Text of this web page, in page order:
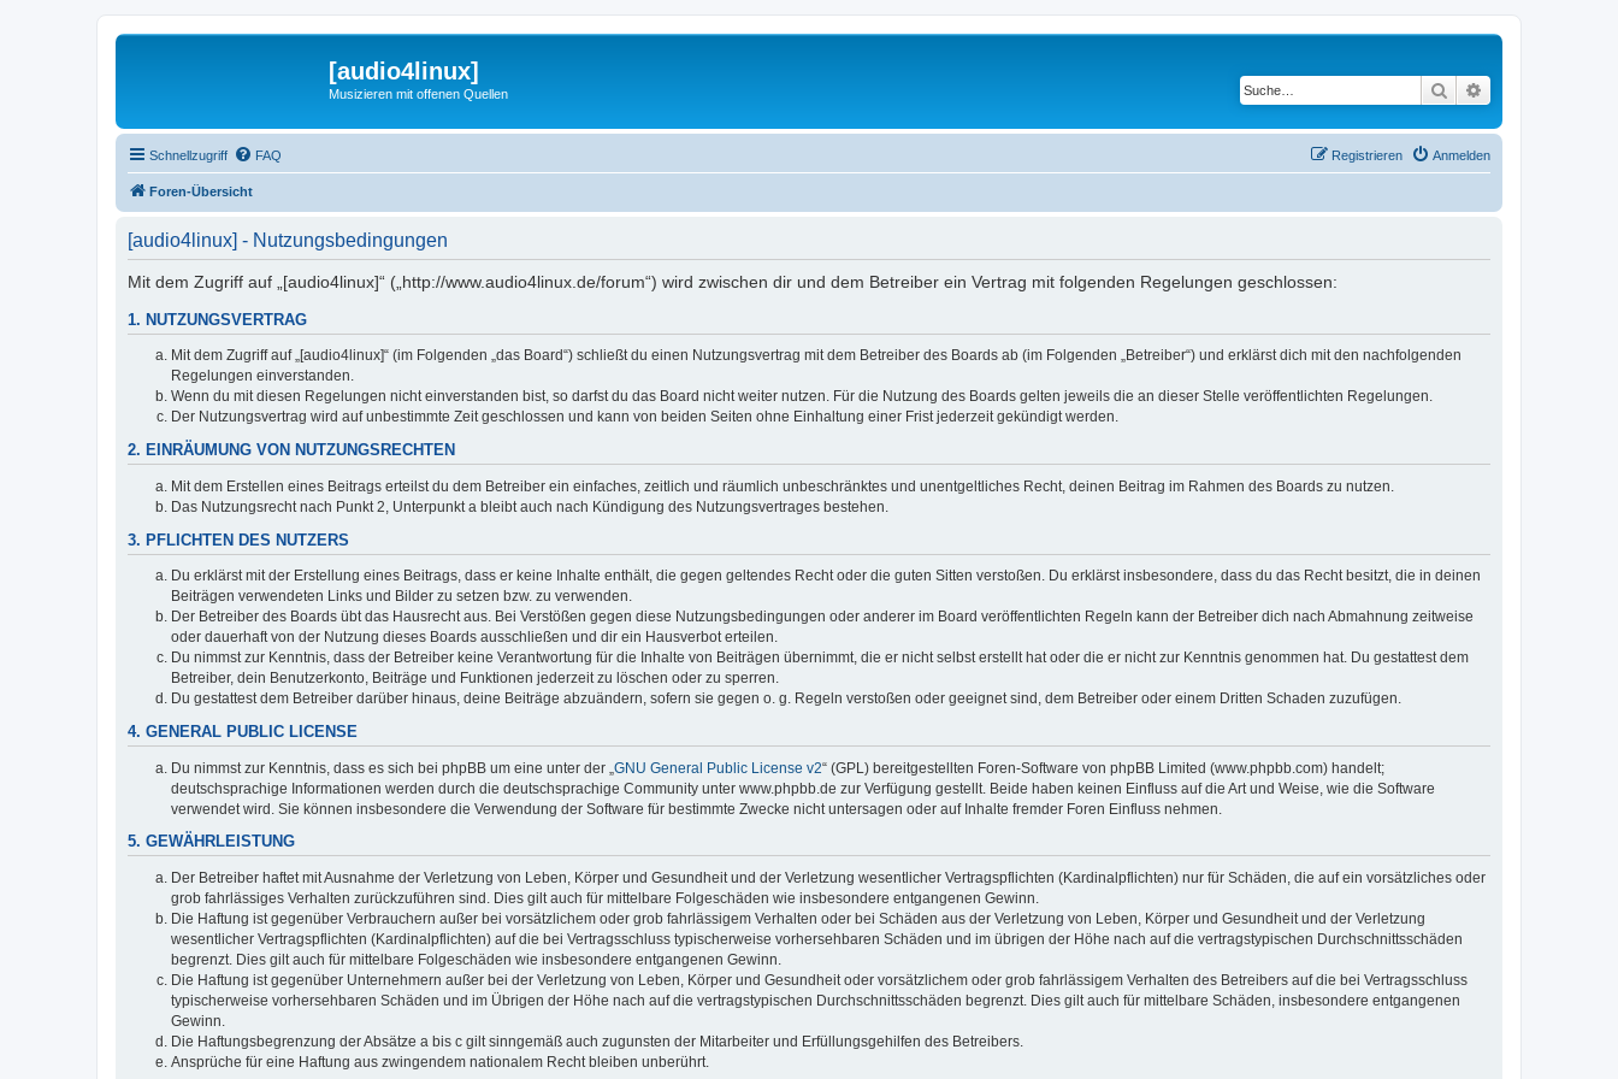
[audio4linux]
Musizieren mit offenen Quellen Suche
Schnellzugriff FAQ Anmelden
Registrieren
Foren-Übersicht
[audio4linux] - Nutzungsbedingungen
Mit dem Zugriff auf „[audio4linux]“ („http://www.audio4linux.de/forum“) wird zwischen dir und dem Betreiber ein Vertrag mit folgenden Regelungen geschlossen:
1. NUTZUNGSVERTRAG
Mit dem Zugriff auf „[audio4linux]“ (im Folgenden „das Board“) schließt du einen Nutzungsvertrag mit dem Betreiber des Boards ab (im Folgenden „Betreiber“) und erklärst dich mit den nachfolgenden
Regelungen einverstanden.
Wenn du mit diesen Regelungen nicht einverstanden bist, so darfst du das Board nicht weiter nutzen. Für die Nutzung des Boards gelten jeweils die an dieser Stelle veröffentlichten Regelungen.
Der Nutzungsvertrag wird auf unbestimmte Zeit geschlossen und kann von beiden Seiten ohne Einhaltung einer Frist jederzeit gekündigt werden.
2. EINRÄUMUNG VON NUTZUNGSRECHTEN
Mit dem Erstellen eines Beitrags erteilst du dem Betreiber ein einfaches, zeitlich und räumlich unbeschränktes und unentgeltliches Recht, deinen Beitrag im Rahmen des Boards zu nutzen.
Das Nutzungsrecht nach Punkt 2, Unterpunkt a bleibt auch nach Kündigung des Nutzungsvertrages bestehen.
3. PFLICHTEN DES NUTZERS
Du erklärst mit der Erstellung eines Beitrags, dass er keine Inhalte enthält, die gegen geltendes Recht oder die guten Sitten verstoßen. Du erklärst insbesondere, dass du das Recht besitzt, die in deinen
Beiträgen verwendeten Links und Bilder zu setzen bzw. zu verwenden.
Der Betreiber des Boards übt das Hausrecht aus. Bei Verstößen gegen diese Nutzungsbedingungen oder anderer im Board veröffentlichten Regeln kann der Betreiber dich nach Abmahnung zeitweise
oder dauerhaft von der Nutzung dieses Boards ausschließen und dir ein Hausverbot erteilen.
Du nimmst zur Kenntnis, dass der Betreiber keine Verantwortung für die Inhalte von Beiträgen übernimmt, die er nicht selbst erstellt hat oder die er nicht zur Kenntnis genommen hat. Du gestattest dem
Betreiber, dein Benutzerkonto, Beiträge und Funktionen jederzeit zu löschen oder zu sperren.
Du gestattest dem Betreiber darüber hinaus, deine Beiträge abzuändern, sofern sie gegen o. g. Regeln verstoßen oder geeignet sind, dem Betreiber oder einem Dritten Schaden zuzufügen.
4. GENERAL PUBLIC LICENSE
Du nimmst zur Kenntnis, dass es sich bei phpBB um eine unter der „ GNU General Public License v2“ (GPL) bereitgestellten Foren-Software von phpBB Limited (www.phpbb.com) handelt;
deutschsprachige Informationen werden durch die deutschsprachige Community unter www.phpbb.de zur Verfügung gestellt. Beide haben keinen Einfluss auf die Art und Weise, wie die Software
verwendet wird. Sie können insbesondere die Verwendung der Software für bestimmte Zwecke nicht untersagen oder auf Inhalte fremder Foren Einfluss nehmen.
5. GEWÄHRLEISTUNG
Der Betreiber haftet mit Ausnahme der Verletzung von Leben, Körper und Gesundheit und der Verletzung wesentlicher Vertragspflichten (Kardinalpflichten) nur für Schäden, die auf ein vorsätzliches oder
grob fahrlässiges Verhalten zurückzuführen sind. Dies gilt auch für mittelbare Folgeschäden wie insbesondere entgangenen Gewinn.
Die Haftung ist gegenüber Verbrauchern außer bei vorsätzlichem oder grob fahrlässigem Verhalten oder bei Schäden aus der Verletzung von Leben, Körper und Gesundheit und der Verletzung
wesentlicher Vertragspflichten (Kardinalpflichten) auf die bei Vertragsschluss typischerweise vorhersehbaren Schäden und im übrigen der Höhe nach auf die vertragstypischen Durchschnittsschäden
begrenzt. Dies gilt auch für mittelbare Folgeschäden wie insbesondere entgangenen Gewinn.
Die Haftung ist gegenüber Unternehmern außer bei der Verletzung von Leben, Körper und Gesundheit oder vorsätzlichem oder grob fahrlässigem Verhalten des Betreibers auf die bei Vertragsschluss
typischerweise vorhersehbaren Schäden und im Übrigen der Höhe nach auf die vertragstypischen Durchschnittsschäden begrenzt. Dies gilt auch für mittelbare Schäden, insbesondere entgangenen
Gewinn.
Die Haftungsbegrenzung der Absätze a bis c gilt sinngemäß auch zugunsten der Mitarbeiter und Erfüllungsgehilfen des Betreibers.
Ansprüche für eine Haftung aus zwingendem nationalem Recht bleiben unberührt.